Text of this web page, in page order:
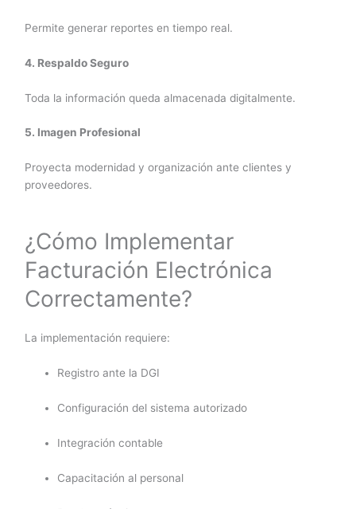
Permite generar reportes en tiempo real.
4. Respaldo Seguro
Toda la información queda almacenada digitalmente.
5. Imagen Profesional
Proyecta modernidad y organización ante clientes y
proveedores.
¿Cómo Implementar
Facturación Electrónica
Correctamente?
La implementación requiere:
Registro ante la DGI
Configuración del sistema autorizado
Integración contable
Capacitación al personal